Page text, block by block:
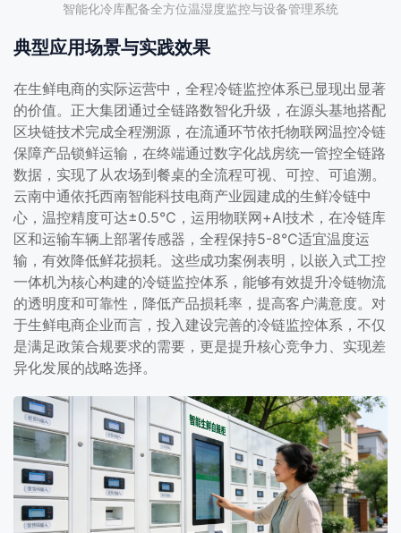
智能化冷库配备全方位温湿度监控与设备管理系统
典型应用场景与实践效果
在生鲜电商的实际运营中，全程冷链监控体系已显现出显著
的价值。正大集团通过全链路数智化升级，在源头基地搭配
区块链技术完成全程溯源，在流通环节依托物联网温控冷链
保障产品锁鲜运输，在终端通过数字化战房统一管控全链路
数据，实现了从农场到餐桌的全流程可视、可控、可追溯。
云南中通依托西南智能科技电商产业园建成的生鲜冷链中
心，温控精度可达±0.5℃，运用物联网+AI技术，在冷链库
区和运输车辆上部署传感器，全程保持5-8℃适宜温度运
输，有效降低鲜花损耗。这些成功案例表明，以嵌入式工控
一体机为核心构建的冷链监控体系，能够有效提升冷链物流
的透明度和可靠性，降低产品损耗率，提高客户满意度。对
于生鲜电商企业而言，投入建设完善的冷链监控体系，不仅
是满足政策合规要求的需要，更是提升核心竞争力、实现差
异化发展的战略选择。